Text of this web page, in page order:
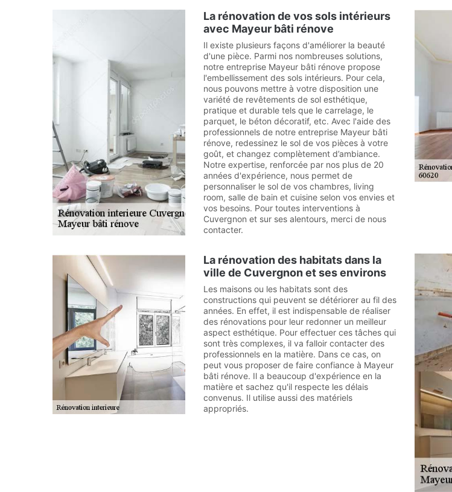
La rénovation de vos sols intérieurs
avec Mayeur bâti rénove
Il existe plusieurs façons d'améliorer la beauté
d'une pièce. Parmi nos nombreuses solutions,
notre entreprise Mayeur bâti rénove propose
l'embellissement des sols intérieurs. Pour cela,
nous pouvons mettre à votre disposition une
variété de revêtements de sol esthétique,
pratique et durable tels que le carrelage, le
parquet, le béton décoratif, etc. Avec l'aide des
professionnels de notre entreprise Mayeur bâti
rénove, redessinez le sol de vos pièces à votre
goût, et changez complètement d’ambiance.
Notre expertise, renforcée par nos plus de 20
années d'expérience, nous permet de
personnaliser le sol de vos chambres, living
room, salle de bain et cuisine selon vos envies et
vos besoins. Pour toutes interventions à
Cuvergnon et sur ses alentours, merci de nous
contacter.
La rénovation des habitats dans la
ville de Cuvergnon et ses environs
Les maisons ou les habitats sont des
constructions qui peuvent se détériorer au fil des
années. En effet, il est indispensable de réaliser
des rénovations pour leur redonner un meilleur
aspect esthétique. Pour effectuer ces tâches qui
sont très complexes, il va falloir contacter des
professionnels en la matière. Dans ce cas, on
peut vous proposer de faire confiance à Mayeur
bâti rénove. Il a beaucoup d'expérience en la
matière et sachez qu'il respecte les délais
convenus. Il utilise aussi des matériels
appropriés.